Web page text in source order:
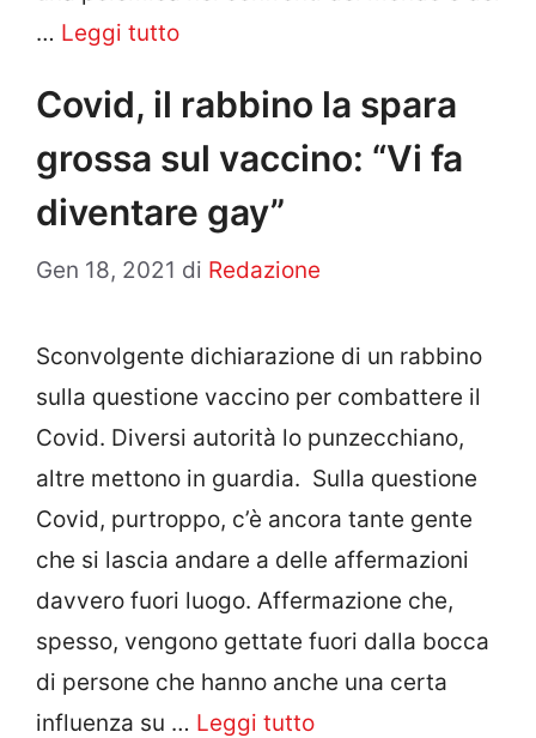
… Leggi tutto
Covid, il rabbino la spara
grossa sul vaccino: “Vi fa
diventare gay”
Gen 18, 2021 di Redazione
Sconvolgente dichiarazione di un rabbino
sulla questione vaccino per combattere il
Covid. Diversi autorità lo punzecchiano,
altre mettono in guardia. Sulla questione
Covid, purtroppo, c’è ancora tante gente
che si lascia andare a delle affermazioni
davvero fuori luogo. Affermazione che,
spesso, vengono gettate fuori dalla bocca
di persone che hanno anche una certa
influenza su … Leggi tutto